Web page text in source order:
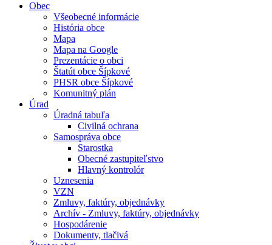
Obec
Všeobecné informácie
História obce
Mapa
Mapa na Google
Prezentácie o obci
Štatút obce Šípkové
PHSR obce Šípkové
Komunitný plán
Úrad
Úradná tabuľa
Civilná ochrana
Samospráva obce
Starostka
Obecné zastupiteľstvo
Hlavný kontrolór
Uznesenia
VZN
Zmluvy, faktúry, objednávky
Archív - Zmluvy, faktúry, objednávky
Hospodárenie
Dokumenty, tlačivá